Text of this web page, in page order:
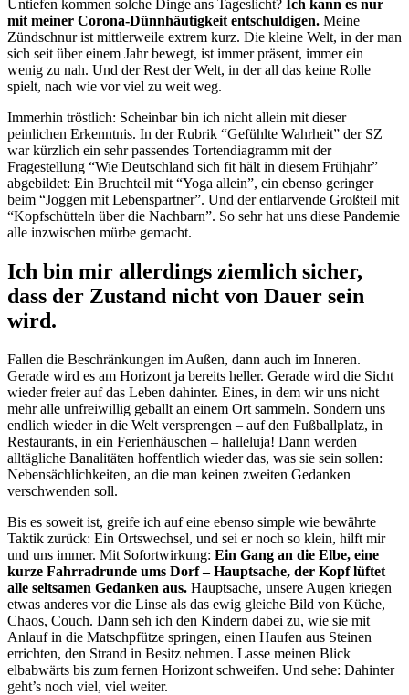
Untiefen kommen solche Dinge ans Tageslicht? Ich kann es nur
mit meiner Corona-Dünnhäutigkeit entschuldigen. Meine
Zündschnur ist mittlerweile extrem kurz. Die kleine Welt, in der man
sich seit über einem Jahr bewegt, ist immer präsent, immer ein
wenig zu nah. Und der Rest der Welt, in der all das keine Rolle
spielt, nach wie vor viel zu weit weg.
Immerhin tröstlich: Scheinbar bin ich nicht allein mit dieser
peinlichen Erkenntnis. In der Rubrik “Gefühlte Wahrheit” der SZ
war kürzlich ein sehr passendes Tortendiagramm mit der
Fragestellung “Wie Deutschland sich fit hält in diesem Frühjahr”
abgebildet: Ein Bruchteil mit “Yoga allein”, ein ebenso geringer
beim “Joggen mit Lebenspartner”. Und der entlarvende Großteil mit
“Kopfschütteln über die Nachbarn”. So sehr hat uns diese Pandemie
alle inzwischen mürbe gemacht.
Ich bin mir allerdings ziemlich sicher,
dass der Zustand nicht von Dauer sein
wird.
Fallen die Beschränkungen im Außen, dann auch im Inneren.
Gerade wird es am Horizont ja bereits heller. Gerade wird die Sicht
wieder freier auf das Leben dahinter. Eines, in dem wir uns nicht
mehr alle unfreiwillig geballt an einem Ort sammeln. Sondern uns
endlich wieder in die Welt versprengen – auf den Fußballplatz, in
Restaurants, in ein Ferienhäuschen – halleluja! Dann werden
alltägliche Banalitäten hoffentlich wieder das, was sie sein sollen:
Nebensächlichkeiten, an die man keinen zweiten Gedanken
verschwenden soll.
Bis es soweit ist, greife ich auf eine ebenso simple wie bewährte
Taktik zurück: Ein Ortswechsel, und sei er noch so klein, hilft mir
und uns immer. Mit Sofortwirkung: Ein Gang an die Elbe, eine
kurze Fahrradrunde ums Dorf – Hauptsache, der Kopf lüftet
alle seltsamen Gedanken aus. Hauptsache, unsere Augen kriegen
etwas anderes vor die Linse als das ewig gleiche Bild von Küche,
Chaos, Couch. Dann seh ich den Kindern dabei zu, wie sie mit
Anlauf in die Matschpfütze springen, einen Haufen aus Steinen
errichten, den Strand in Besitz nehmen. Lasse meinen Blick
elbabwärts bis zum fernen Horizont schweifen. Und sehe: Dahinter
geht’s noch viel, viel weiter.